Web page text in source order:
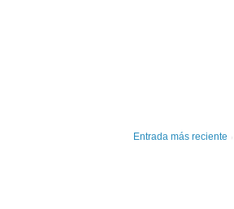
Entrada más reciente